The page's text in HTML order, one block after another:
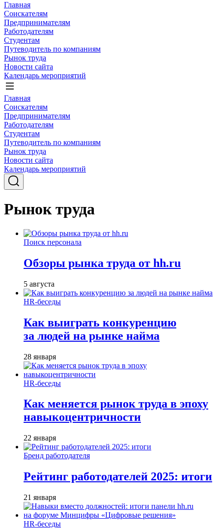
Главная
Соискателям
Предпринимателям
Работодателям
Студентам
Путеводитель по компаниям
Рынок труда
Новости сайта
Календарь мероприятий
Главная
Соискателям
Предпринимателям
Работодателям
Студентам
Путеводитель по компаниям
Рынок труда
Новости сайта
Календарь мероприятий
Рынок труда
Поиск персонала
Обзоры рынка труда от hh.ru
5 августа
HR-беседы
Как выиграть конкуренцию
за людей на рынке найма
28 января
HR-беседы
Как меняется рынок труда в эпоху
навыкоцентричности
22 января
Бренд работодателя
Рейтинг работодателей 2025: итоги
21 января
HR-беседы